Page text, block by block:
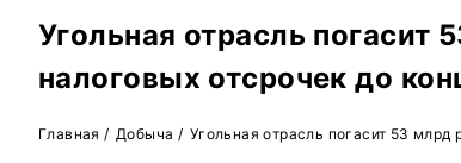
Геологоразведка
Обогащение Золото
Угольная отрасль погасит
налоговых отсрочек до
Главная / Добыча / Угольная отрасль погасит 53 млрд